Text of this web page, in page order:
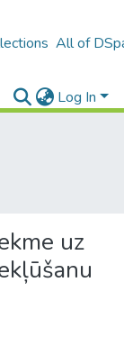
All of
Log In
uz